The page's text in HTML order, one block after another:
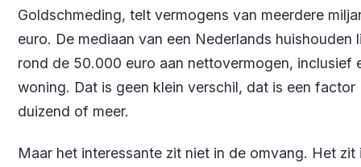
Goldschmeding, telt vermogens van meerdere
euro. De mediaan van een Nederlands huishouden
rond de 50.000 euro aan nettovermogen, inclusief
woning. Dat is geen klein verschil, dat is een factor
duizend of meer.
Maar het interessante zit niet in de omvang. Het zit